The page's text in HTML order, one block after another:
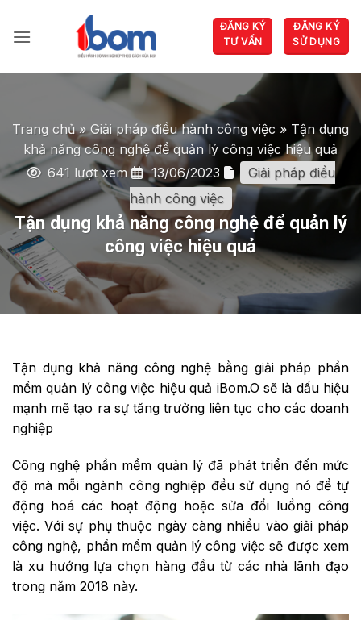
qua
dung
ĐĂNG KÝ
TƯ VẤN
ĐĂNG KÝ
SỬ DỤNG
Trang chủ»Giải pháp điều hành công việc » Tận dụng
khả năng công nghệ để quản lý công việc hiệu quả
641 lượt xem
13/06/2023
Giải pháp điều
hành công việc
Tận dụng khả năng công nghệ để quản lý
công việc hiệu quả
Tận dụng khả năng công nghệ bằng giải pháp phần
mềm quản lý công việc hiệu quả iBom.O sẽ là dấu hiệu
mạnh mẽ tạo ra sự tăng trưởng liên tục cho các doanh
nghiệp
Công nghệ phần mềm quản lý đã phát triển đến mức
độ mà mỗi ngành công nghiệp đều sử dụng nó để tự
động hoá các hoạt động hoặc sửa đổi luồng công
việc. Với sự phụ thuộc ngày càng nhiều vào giải pháp
công nghệ, phần mềm quản lý công việc sẽ được xem
là xu hướng lựa chọn hàng đầu từ các nhà lãnh đạo
trong năm 2018 này.